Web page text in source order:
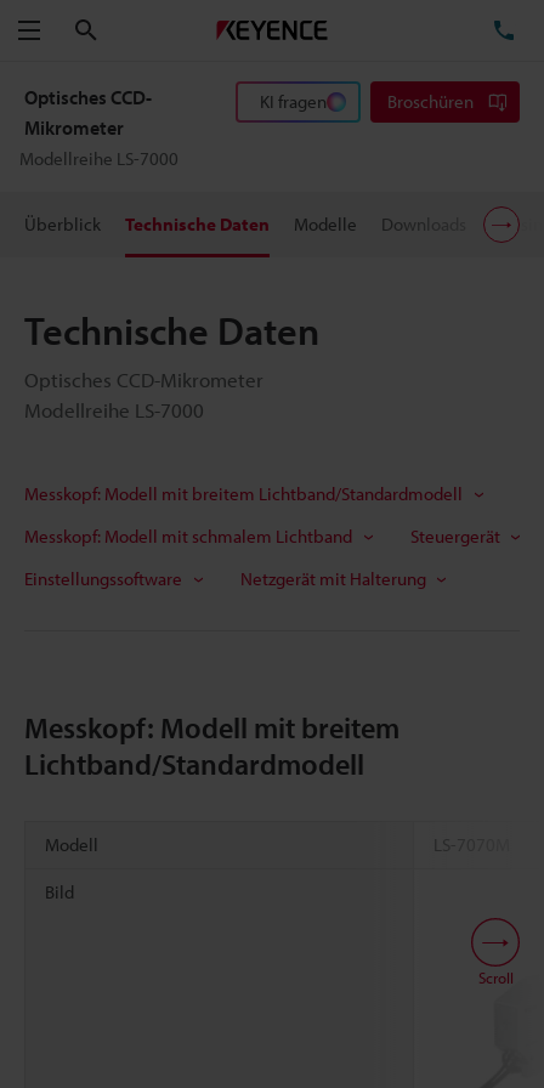
Menü
Optisches CCD-
Mikrometer
Modellreihe LS-7000
KI fragen Broschüren
Überblick Technische Daten Modelle Downloads
Technische Daten
Optisches CCD-Mikrometer
Modellreihe LS-7000
Messkopf: Modell mit breitem Lichtband/Standardmodell
Messkopf: Modell mit schmalem Lichtband
Steuergerät
Einstellungssoftware
Netzgerät mit Halterung
Messkopf: Modell mit breitem
Lichtband/Standardmodell
Modell
Bild
Scroll